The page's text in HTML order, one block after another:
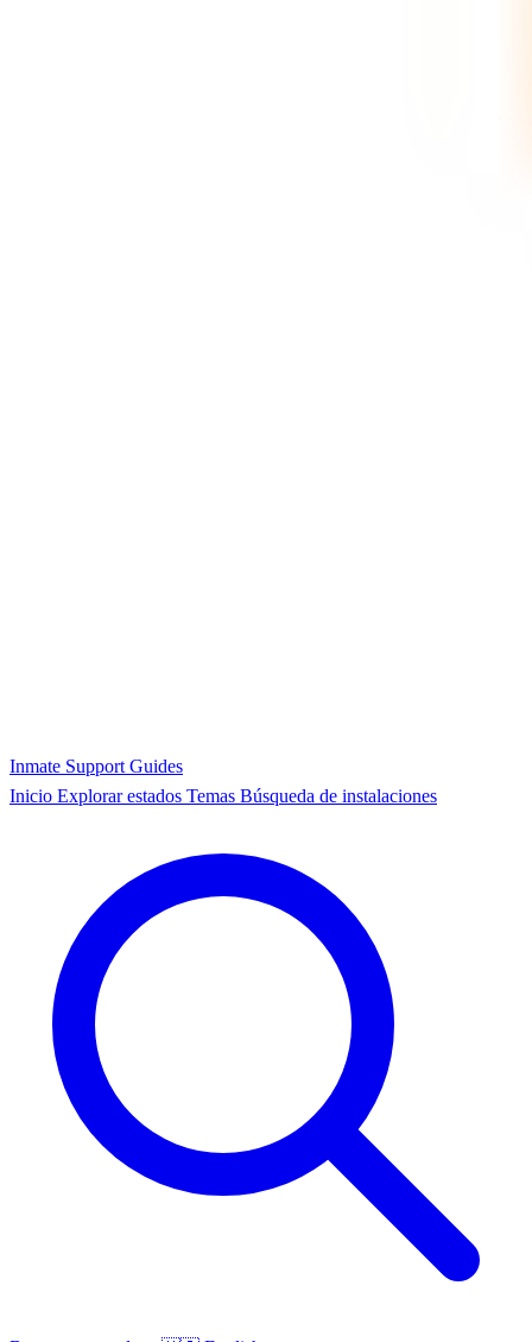
Inmate Support Guides
Inicio Explorar estados Temas Búsqueda de instalaciones